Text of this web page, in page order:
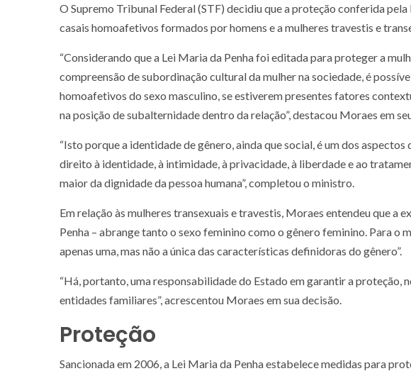
O Supremo Tribunal Federal (STF) decidiu que a proteção conferida
casais homoafetivos formados por homens e a mulheres travestis e
“Considerando que a Lei Maria da Penha foi editada para proteger a
compreensão de subordinação cultural da mulher na sociedade, é
homoafetivos do sexo masculino, se estiverem presentes fatores
na posição de subalternidade dentro da relação”, destacou Moraes em
“Isto porque a identidade de gênero, ainda que social, é um dos
direito à identidade, à intimidade, à privacidade, à liberdade e ao
maior da dignidade da pessoa humana”, completou o ministro.
Em relação às mulheres transexuais e travestis, Moraes entendeu que a
Penha – abrange tanto o sexo feminino como o gênero feminino. Para o
apenas uma, mas não a única das características definidoras do gênero”.
“Há, portanto, uma responsabilidade do Estado em garantir a proteção,
entidades familiares”, acrescentou Moraes em sua decisão.
Proteção
Sancionada em 2006, a Lei Maria da Penha estabelece medidas para